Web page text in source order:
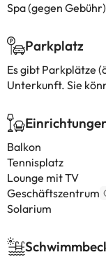
Spa (gegen Gebühr)
Parkplatz
Es gibt Parkplätze
Unterkunft. Sie
Balkon
Tennisplatz
Lounge mit TV
Geschäftszentrum
Solarium